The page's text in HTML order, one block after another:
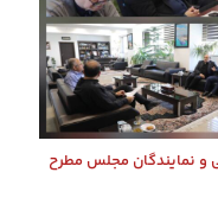
و نمایندگان مجلس مطرح